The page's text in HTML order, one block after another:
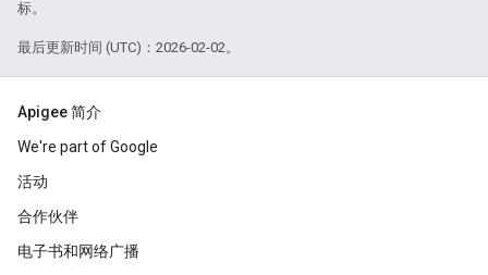
标。
最后更新时间 (UTC)：2026-02-02。
Apigee 简介
We're part of Google
活动
合作伙伴
电子书和网络广播